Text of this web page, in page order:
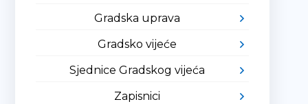
Gradska uprava
Gradsko vijeće
Sjednice Gradskog vijeća
Zapisnici